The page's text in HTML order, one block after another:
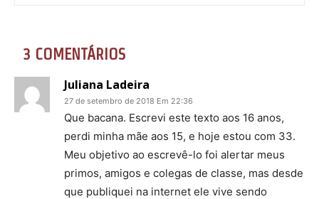
3 COMENTÁRIOS
Juliana Ladeira
27 de setembro de 2018 Em 22:36
Que bacana. Escrevi este texto aos 16 anos,
perdi minha mãe aos 15, e hoje estou com 33.
Meu objetivo ao escrevê-lo foi alertar meus
primos, amigos e colegas de classe, mas desde
que publiquei na internet ele vive sendo